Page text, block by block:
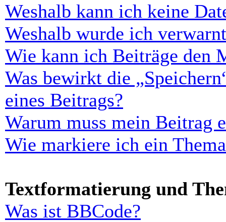
Weshalb kann ich keine
Weshalb wurde ich
Wie kann ich Beiträge den
Was bewirkt die
eines Beitrags?
Warum muss mein Beitrag
Wie markiere ich ein
Textformatierung und
Was ist BBCode?